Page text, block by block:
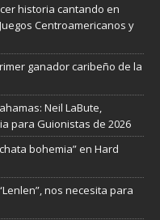
historia cantando en
Centroamericanos y
ganador caribeño de la
Neil LaBute,
para Guionistas de 2026
bohemia” en Hard
nos necesita para